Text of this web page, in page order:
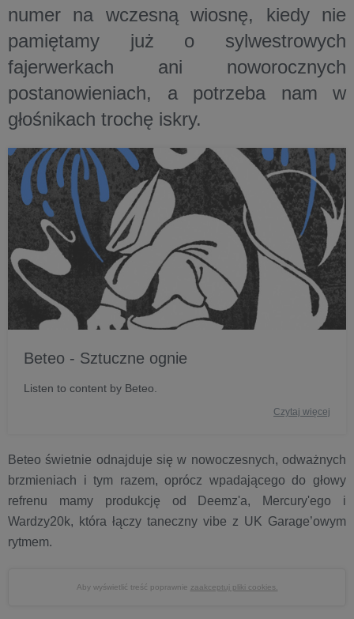
numer na wczesną wiosnę, kiedy nie
pamiętamy już o sylwestrowych
fajerwerkach ani noworocznych
postanowieniach, a potrzeba nam w
głośnikach trochę iskry.
Beteo - Sztuczne ognie
Listen to content by Beteo.
Czytaj więcej
Beteo świetnie odnajduje się w nowoczesnych, odważnych
brzmieniach i tym razem, oprócz wpadającego do głowy
refrenu mamy produkcję od Deemz'a, Mercury'ego i
Wardzy20k, która łączy taneczny vibe z UK Garage’owym
rytmem.
Aby wyświetlić treść poprawnie zaakceptuj pliki cookies.